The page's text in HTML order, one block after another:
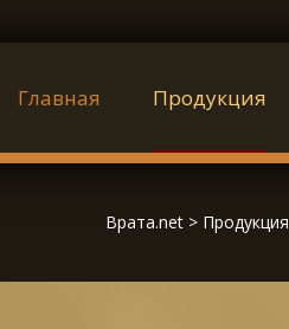
Главная Продукция
Врата.net > Продукция